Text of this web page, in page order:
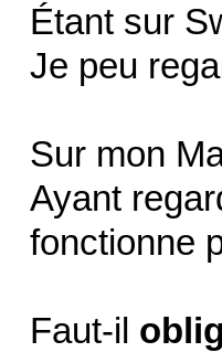
Étant sur
Je peu
Sur mon
Ayant
fonctionne
Faut-il